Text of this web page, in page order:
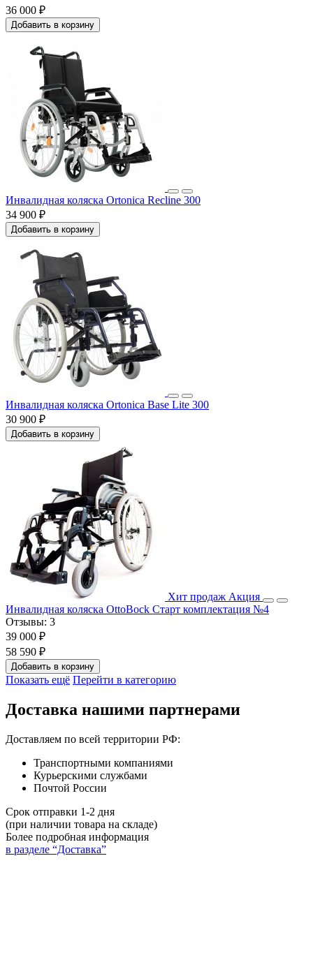
36 000 ₽
Добавить в корзину
Инвалидная коляска Ortonica Recline 300
34 900 ₽
Добавить в корзину
Инвалидная коляска Ortonica Base Lite 300
30 900 ₽
Добавить в корзину
Хит продаж Акция
Инвалидная коляска OttoBock Старт комплектация №4
Отзывы: 3
39 000 ₽
58 590 ₽
Добавить в корзину
Показать ещё Перейти в категорию
Доставка нашими партнерами
Доставляем по всей территории РФ:
Транспортными компаниями
Курьерскими службами
Почтой России
Срок отправки 1-2 дня
(при наличии товара на складе)
Более подробная информация
в разделе “Доставка”